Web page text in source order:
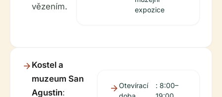
vězením.
expozice
Kostel a
muzeum San
Agustin:
Otevírací
: 8:00–